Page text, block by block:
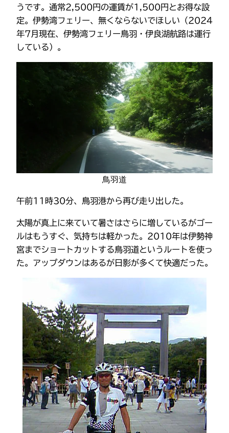
うです。通常2,500円の運賃が1,500円とお得な設
定。伊勢湾フェリー、無くならないでほしい（2024
年7月現在、伊勢湾フェリー鳥羽・伊良湖航路は運行
している）。
鳥羽道
午前11時30分、鳥羽港から再び走り出した。
太陽が真上に来ていて暑さはさらに増しているがゴー
ルはもうすぐ、気持ちは軽かった。2010年は伊勢神
宮までショートカットする鳥羽道というルートを使っ
た。アップダウンはあるが日影が多くて快適だった。